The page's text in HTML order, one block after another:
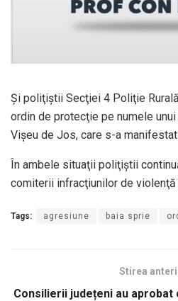
Şi poliţiştii Secţiei 4 Poliţie
ordin de protecţie pe numele
Vişeu de Jos, care s-a
În ambele situaţii poliţiştii
comiterii infracţiunilor de
Tags: agresiune baia sprie
Stirea
Consilierii județeni au